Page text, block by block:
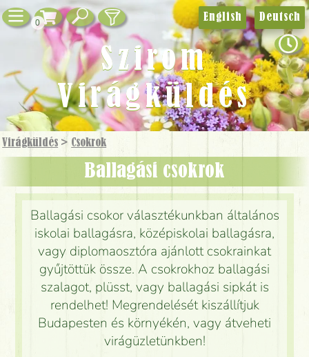
0
Virágküldés > Csokrok
Ballagási csokrok
Ballagási csokor választékunkban általános
iskolai ballagásra, középiskolai ballagásra,
vagy diplomaosztóra ajánlott csokrainkat
gyűjtöttük össze. A csokrokhoz ballagási
szalagot, plüsst, vagy ballagási sipkát is
rendelhet! Megrendelését kiszállítjuk
Budapesten és környékén, vagy átveheti
virágüzletünkben!
English Deutsch
Szirom
Virágküldés